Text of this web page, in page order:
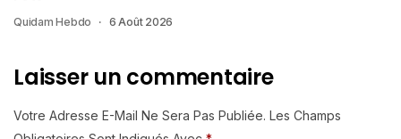
Quidam Hebdo 6 Août 2026
Laisser un commentaire
Votre Adresse E-Mail Ne Sera Pas Publiée. Les Champs